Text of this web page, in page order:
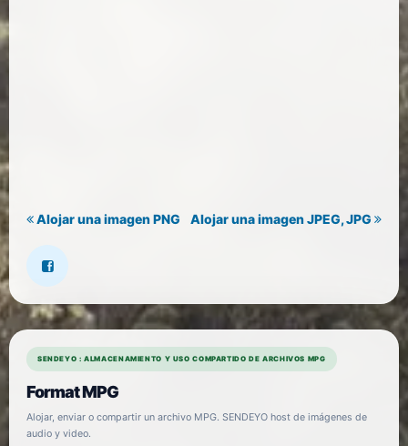
Alojar una imagen PNG Alojar una imagen JPEG, JPG
SENDEYO : ALMACENAMIENTO Y USO COMPARTIDO DE ARCHIVOS MPG
Format MPG
Alojar, enviar o compartir un archivo MPG. SENDEYO host de imágenes de
audio y video.